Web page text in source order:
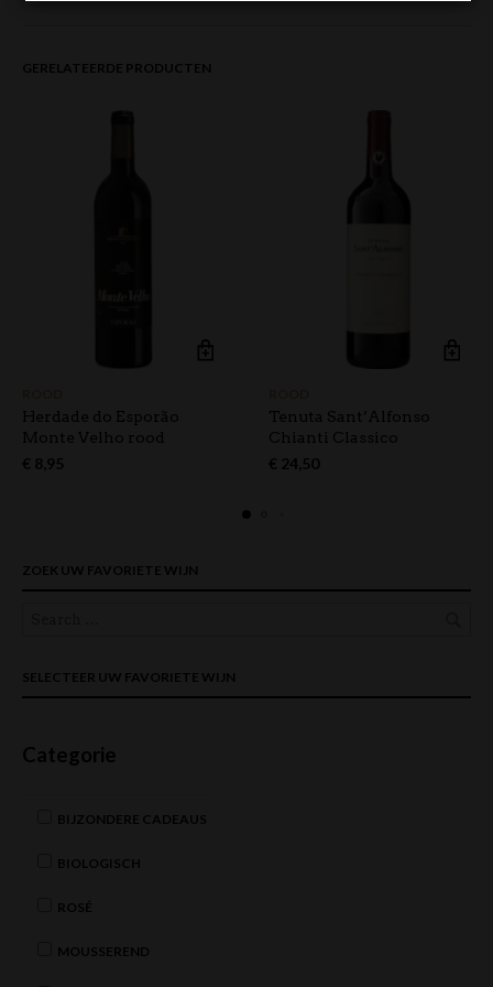
GERELATEERDE PRODUCTEN
Herdade do Esporão
Monte Velho rood
€ 8,95
Tenuta Sant’Alfonso
Chianti Classico
€ 24,50
ZOEK UW FAVORIETE WIJN
SELECTEER UW FAVORIETE WIJN
Categorie
BIJZONDERE CADEAUS
BIOLOGISCH
ROSÉ
MOUSSEREND